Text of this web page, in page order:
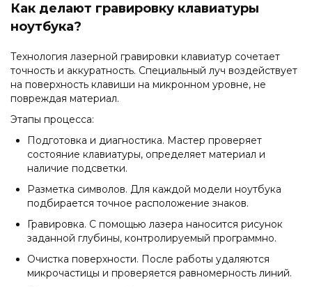
Как делают гравировку клавиатуры
ноутбука?
Технология лазерной гравировки клавиатур сочетает
точность и аккуратность. Специальный луч воздействует
на поверхность клавиши на микронном уровне, не
повреждая материал.
Этапы процесса:
Подготовка и диагностика. Мастер проверяет
состояние клавиатуры, определяет материал и
наличие подсветки.
Разметка символов. Для каждой модели ноутбука
подбирается точное расположение знаков.
Гравировка. С помощью лазера наносится рисунок
заданной глубины, контролируемый программно.
Очистка поверхности. После работы удаляются
микрочастицы и проверяется равномерность линий.